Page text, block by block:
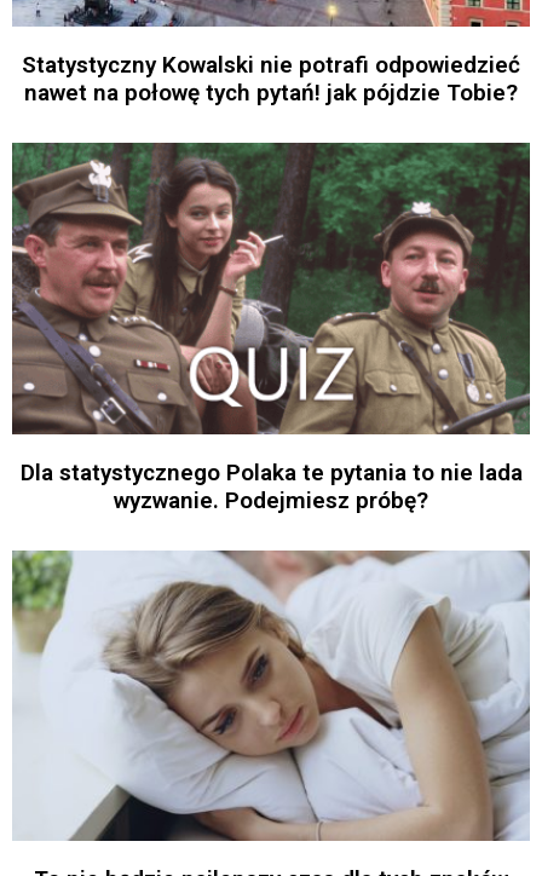
Statystyczny Kowalski nie potrafi odpowiedzieć
nawet na połowę tych pytań! jak pójdzie Tobie?
Dla statystycznego Polaka te pytania to nie lada
wyzwanie. Podejmiesz próbę?